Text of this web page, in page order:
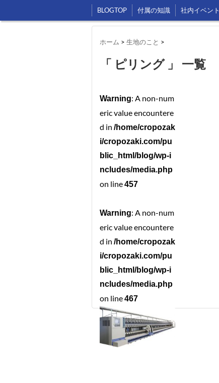
BLOGTOP 付属の知識 社内イベント
ホーム > 生地のこと >
「 ピリング 」 一覧
Warning: A non-num
eric value encountere
d in /home/cropozak
i/cropozaki.com/pu
blic_html/blog/wp-i
ncludes/media.php
on line457
Warning: A non-num
eric value encountere
d in /home/cropozak
i/cropozaki.com/pu
blic_html/blog/wp-i
ncludes/media.php
on line467